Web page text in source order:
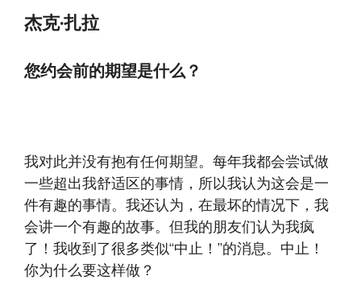
杰克·扎拉
您约会前的期望是什么？
我对此并没有抱有任何期望。每年我都会尝试做
一些超出我舒适区的事情，所以我认为这会是一
件有趣的事情。我还认为，在最坏的情况下，我
会讲一个有趣的故事。但我的朋友们认为我疯
了！我收到了很多类似“中止！”的消息。中止！
你为什么要这样做？